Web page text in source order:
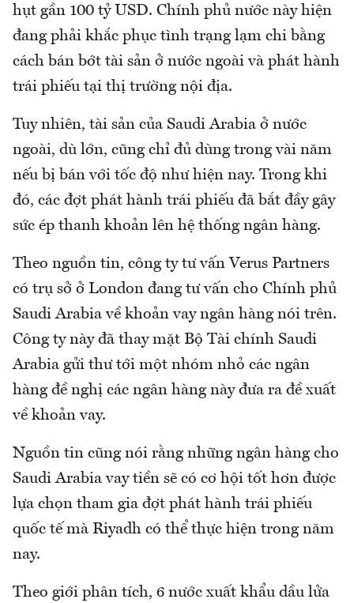
hụt gần 100 tỷ USD. Chính phủ nước này hiện
đang phải khắc phục tình trạng lạm chi bằng
cách bán bớt tài sản ở nước ngoài và phát hành
trái phiếu tại thị trường nội địa.
Tuy nhiên, tài sản của Saudi Arabia ở nước
ngoài, dù lớn, cũng chỉ đủ dùng trong vài năm
nếu bị bán với tốc độ như hiện nay. Trong khi
đó, các đợt phát hành trái phiếu đã bắt đầy gây
sức ép thanh khoản lên hệ thống ngân hàng.
Theo nguồn tin, công ty tư vấn Verus Partners
có trụ sở ở London đang tư vấn cho Chính phủ
Saudi Arabia về khoản vay ngân hàng nói trên.
Công ty này đã thay mặt Bộ Tài chính Saudi
Arabia gửi thư tới một nhóm nhỏ các ngân
hàng đề nghị các ngân hàng này đưa ra đề xuất
về khoản vay.
Nguồn tin cũng nói rằng những ngân hàng cho
Saudi Arabia vay tiền sẽ có cơ hội tốt hơn được
lựa chọn tham gia đợt phát hành trái phiếu
quốc tế mà Riyadh có thể thực hiện trong năm
nay.
Theo giới phân tích, 6 nước xuất khẩu dầu lửa